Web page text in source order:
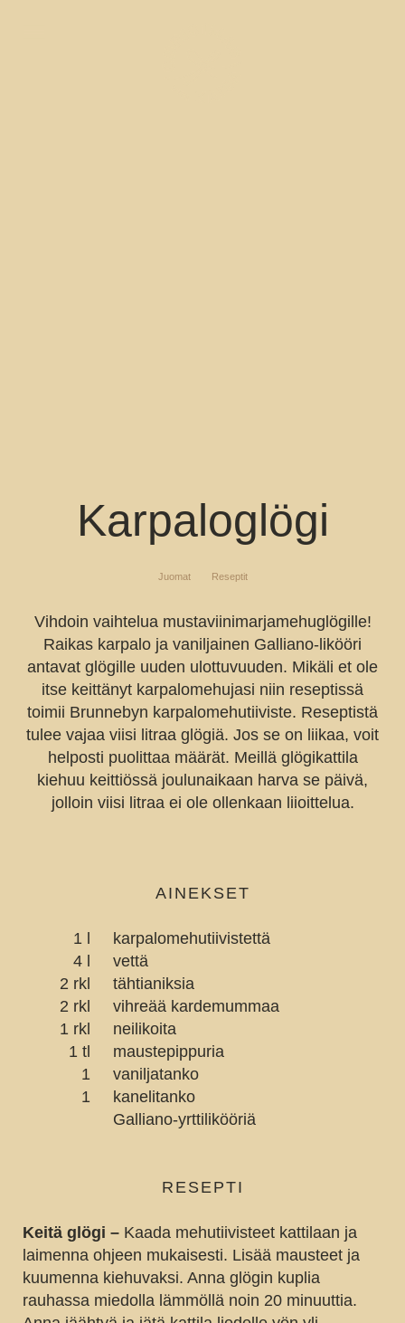
Karpaloglögi
Juomat Reseptit
Vihdoin vaihtelua mustaviinimarjamehuglögille!
Raikas karpalo ja vaniljainen Galliano-likööri
antavat glögille uuden ulottuvuuden. Mikäli et ole
itse keittänyt karpalomehujasi niin reseptissä
toimii Brunnebyn karpalomehutiiviste. Reseptistä
tulee vajaa viisi litraa glögiä. Jos se on liikaa, voit
helposti puolittaa määrät. Meillä glögikattila
kiehuu keittiössä joulunaikaan harva se päivä,
jolloin viisi litraa ei ole ollenkaan liioittelua.
AINEKSET
1 l
karpalomehutiivistettä
4 l
vettä
2 rkl
tähtianiksia
2 rkl
vihreää kardemummaa
1 rkl
neilikoita
1 tl
maustepippuria
1
vaniljatanko
1
kanelitanko
Galliano-yrttilikööriä
RESEPTI
Keitä glögi – Kaada mehutiivisteet kattilaan ja
laimenna ohjeen mukaisesti. Lisää mausteet ja
kuumenna kiehuvaksi. Anna glögin kuplia
rauhassa miedolla lämmöllä noin 20 minuuttia.